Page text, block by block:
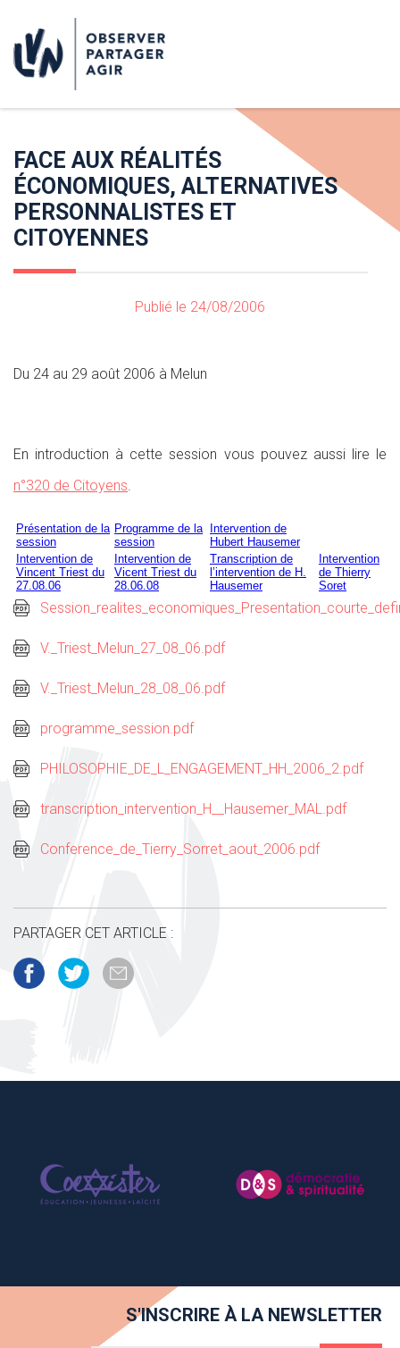
FACE AUX RÉALITÉS
ÉCONOMIQUES, ALTERNATIVES
PERSONNALISTES ET
CITOYENNES
Publié le 24/08/2006
Du 24 au 29 août 2006 à Melun
En introduction à cette session vous pouvez aussi lire le
n°320 de Citoyens.
Présentation de la
session
Programme de la
session
Intervention de
Hubert Hausemer
Intervention de
Vincent Triest du
27.08.06
Intervention de
Vicent Triest du
28.06.08
Transcription de
l’intervention de H.
Hausemer
Intervention
de Thierry
Soret
V._Triest_Melun_27_08_06.pdf
V._Triest_Melun_28_08_06.pdf
programme_session.pdf
PHILOSOPHIE_DE_L_ENGAGEMENT_HH_2006_2.pdf
transcription_intervention_H__Hausemer_MAL.pdf
Conference_de_Tierry_Sorret_aout_2006.pdf
PARTAGER CET ARTICLE :
S'INSCRIRE À LA NEWSLETTER